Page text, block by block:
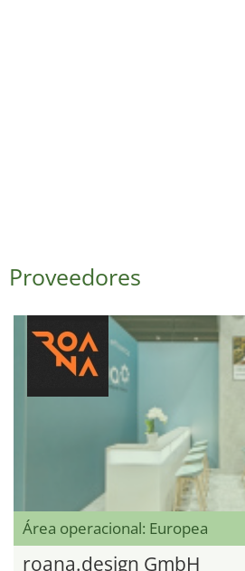
Proveedores
Área operacional: Europea
roana.design GmbH